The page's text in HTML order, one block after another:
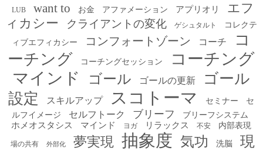
LUB want to お金 アファメーション アプリオリ
エフ
ィカシー
クライアントの変化 ゲシュタルト
コレクテ
ィブエフィカシー
コンフォートゾーン コーチ
コ
ーチング
コーチングセッション
コーチング
マインド
ゴール ゴールの更新
ゴール
設定
スキルアップ スコトーマ セミナー
セ
ルフイメージ
セルフトーク ブリーフ ブリーフシステム
ホメオスタシス マインド ヨガ リラックス 不安 内部表現
場の共有 外部化 夢実現 抽象度 気功 洗脳
現